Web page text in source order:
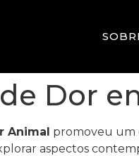
Dor
Animal promoveu um
aspectos